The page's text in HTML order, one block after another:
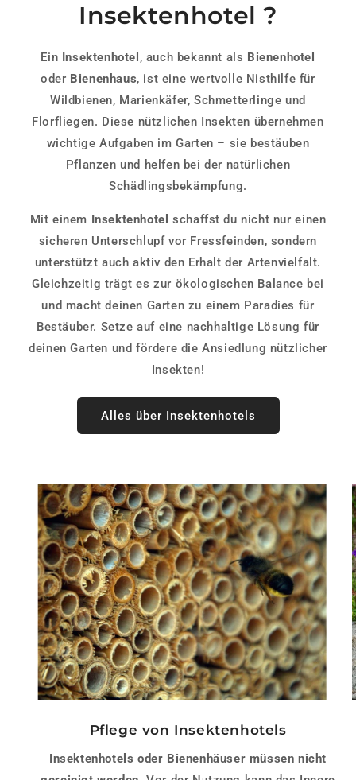
Insektenhotel ?
Ein Insektenhotel , auch bekannt als Bienenhotel
oder Bienenhaus, ist eine wertvolle Nisthilfe für
Wildbienen, Marienkäfer, Schmetterlinge und
Florfliegen. Diese nützlichen Insekten übernehmen
wichtige Aufgaben im Garten – sie bestäuben
Pflanzen und helfen bei der natürlichen
Schädlingsbekämpfung.
Mit einem Insektenhotel schaffst du nicht nur einen
sicheren Unterschlupf vor Fressfeinden, sondern
unterstützt auch aktiv den Erhalt der Artenvielfalt.
Gleichzeitig trägt es zur ökologischen Balance bei
und macht deinen Garten zu einem Paradies für
Bestäuber. Setze auf eine nachhaltige Lösung für
deinen Garten und fördere die Ansiedlung nützlicher
Insekten!
Alles über Insektenhotels
Pflege von Insektenhotels
Insektenhotels oder Bienenhäuser müssen nicht